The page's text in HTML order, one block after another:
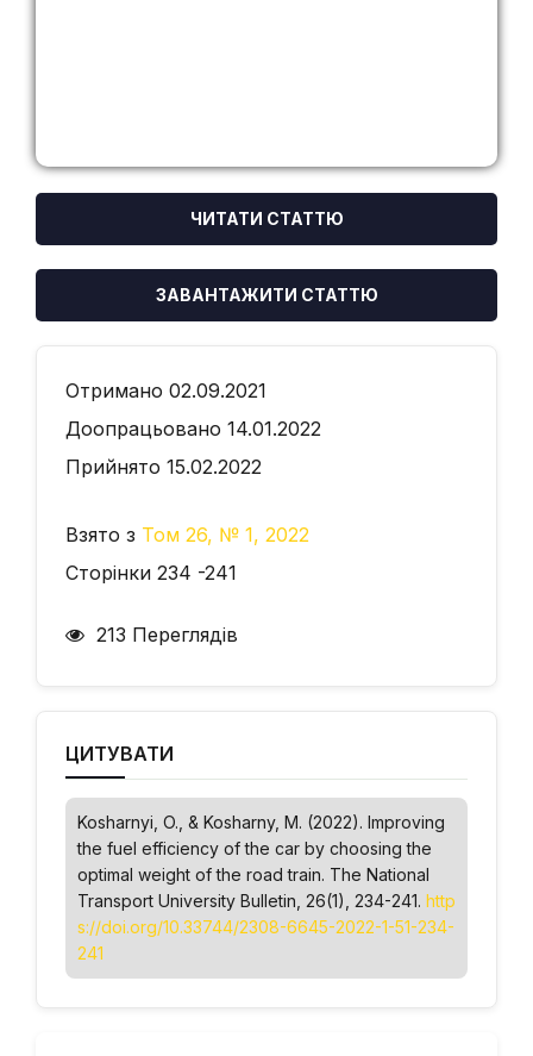
ЧИТАТИ СТАТТЮ
ЗАВАНТАЖИТИ СТАТТЮ
Отримано 02.09.2021
Доопрацьовано 14.01.2022
Прийнято 15.02.2022
Взято з Том 26, № 1, 2022
Сторінки 234 -241
213 Переглядів
ЦИТУВАТИ
Kosharnyi, O., & Kosharny, М. (2022). Improving
the fuel efficiency of the car by choosing the
optimal weight of the road train. The National
Transport University Bulletin , 26(1), 234-241. http
s://doi.org/10.33744/2308-6645-2022-1-51-234-
241